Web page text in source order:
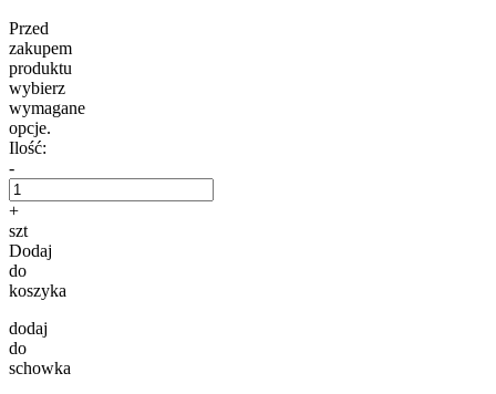
Przed
zakupem
produktu
wybierz
wymagane
opcje.
Ilość:
-
+
szt
Dodaj
do
koszyka
dodaj
do
schowka